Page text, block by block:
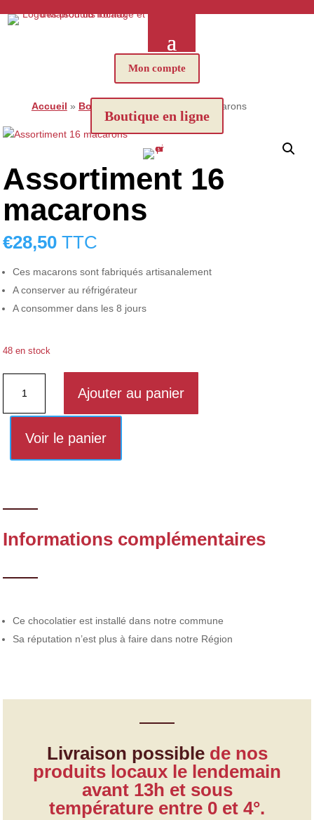
Mon compte
Boutique en ligne
Accueil » Boutique Assortiment 16 macarons
Assortiment 16
macarons
€28,50 TTC
Ces macarons sont fabriqués artisanalement
A conserver au réfrigérateur
A consommer dans les 8 jours
48 en stock
Assortiment
macarons
Ajouter au panier
Voir le panier
Informations complémentaires
Ce chocolatier est installé dans notre commune
Sa réputation n’est plus à faire dans notre Région
Livraison possible de nos
produits locaux le lendemain
avant 13h et sous
température entre 0 et 4°.